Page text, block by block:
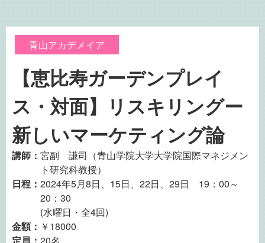
青山アカデメイア
【恵比寿ガーデンプレイ
ス・対面】リスキリングー
新しいマーケティング論
講師： 宮副 謙司（青山学院大学大学院国際マネジメン
ト研究科教授）
日程： 2024年5月8日、15日、22日、29日 19：00～
20：30
(水曜日・全4回)
金額： ￥18000